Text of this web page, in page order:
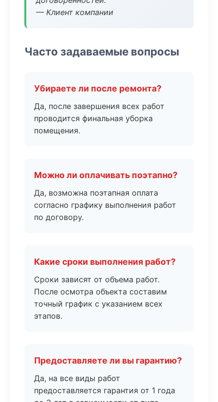
— Клиент компании
Часто задаваемые вопросы
Убираете ли после ремонта?
Да, после завершения всех работ
проводится финальная уборка
помещения.
Можно ли оплачивать поэтапно?
Да, возможна поэтапная оплата
согласно графику выполнения работ
по договору.
Какие сроки выполнения работ?
Сроки зависят от объема работ.
После осмотра объекта составим
точный график с указанием всех
этапов.
Предоставляете ли вы гарантию?
Да, на все виды работ
предоставляется гарантия от 1 года